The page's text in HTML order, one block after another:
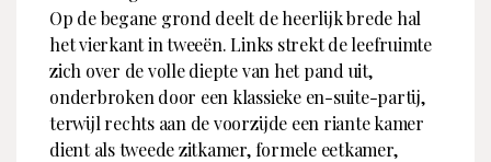
Op de begane grond deelt de heerlijk brede hal
het vierkant in tweeën. Links strekt de leefruimte
zich over de volle diepte van het pand uit,
onderbroken door een klassieke en-suite-partij,
terwijl rechts aan de voorzijde een riante kamer
dient als tweede zitkamer, formele eetkamer,